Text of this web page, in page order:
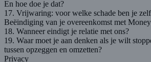
En hoe doe je dat?
17. Vrijwaring: voor welke schade ben je
Beëindiging van je overeenkomst met
18. Wanneer eindigt je relatie met ons?
19. Waar moet je aan denken als je wilt
tussen opzeggen en omzetten?
Privacy